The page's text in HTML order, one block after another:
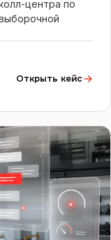
центра по
Открыть кейс